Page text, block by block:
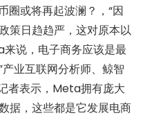
圈或将再起波澜？，“因
策日趋趋严，这对原本以
说，电子商务应该是最
业互联网分析师、鲸智
者表示，Meta拥有庞大
据，这些都是它发展电商